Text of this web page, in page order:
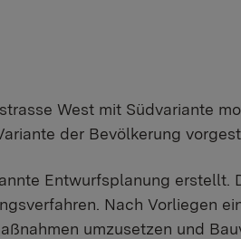
West mit Südvariante
der Bevölkerung
Entwurfsplanung erstellt.
Nach Vorliegen
umzusetzen und